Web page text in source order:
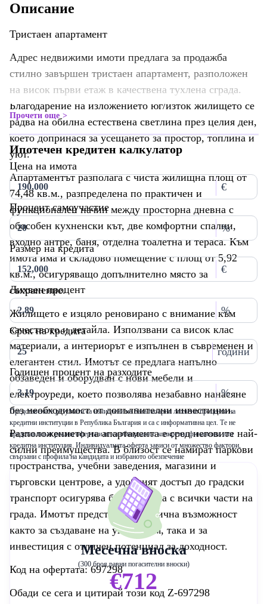
Описание
Тристаен апартамент
Адрес недвижими имоти предлага за продажба
стилно завършен тристаен апартамент, разположен
на висок първи етаж в качествена тухлена сграда.
Благодарение на изложението юг/изток жилището се
радва на обилна естествена светлина през целия ден,
което допринася за усещането за простор, топлина и
уют.
Апартаментът разполага с чиста жилищна площ от
74,48 кв.м., разпределена по практичен и
функционален начин между просторна дневна с
обособен кухненски кът, две комфортни спални,
входно антре, баня, отделна тоалетна и тераса. Към
имота има и складово помещение с площ от 5,92
кв.м., осигуряващо допълнително място за
съхранение.
Жилището е изцяло реновирано с внимание към
качеството и детайла. Използвани са висок клас
материали, а интериорът е изпълнен в съвременен и
елегантен стил. Имотът се предлага напълно
обзаведен и оборудван с нови мебели и
електроуреди, което позволява незабавно нанасяне
без необходимост от допълнителни инвестиции.
Разположението на апартамента е сред неговите най-
силни преимущества. В близост се намират паркови
пространства, учебни заведения, магазини и
търговски центрове, а удобният достъп до градски
транспорт осигурява бърза връзка с всички части на
града. Имотът представлява отлична възможност
както за създаване на уютен дом, така и за
инвестиция с отличен потенциал за доходност.
Код на офертата: 697298
Обади се сега и цитирай този код Z-697298
Прочети още
Ипотечен кредитен калкулатор
Цена на имота
€
Процент самоучастие
%
Размер на кредита
€
Лихвен процент
%
Срок на кредита
години
Годишен процент на разходите
%
Представените резултати са изчислени на база пазарни лихвени проценти на
кредитни институции в Република България и са с информативна цел. Те не
представляват реална оферта и не са обвързани с конкретна финансова или
кредитна институция. Индивидуалната оферта зависи от множество фактори,
свързани с профила на кандидата и избраното обезпечение
Месечна вноска
(300 броя равни погасителни вноски)
€712